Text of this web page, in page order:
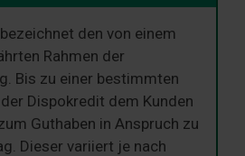
den von einem
Rahmen der
Bis zu einer bestimmten
Dispokredit dem Kunden
Guthaben in Anspruch zu
Dieser variiert je nach